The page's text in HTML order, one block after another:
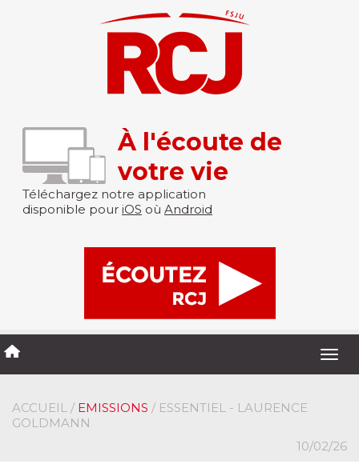
À l'écoute de
votre vie
Téléchargez notre application
disponible pour iOS où Android
ACCUEIL / EMISSIONS / ESSENTIEL - LAURENCE
GOLDMANN
10/02/26